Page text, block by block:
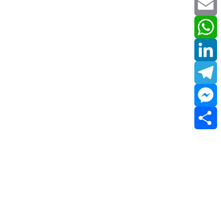
Twitter
Email
WhatsApp
LinkedIn
Telegram
Messenger